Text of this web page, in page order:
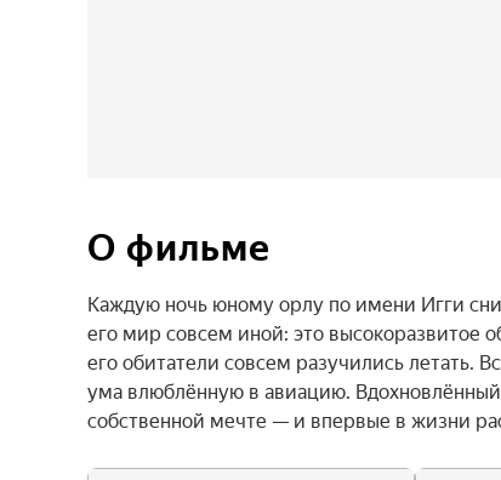
О фильме
Каждую ночь юному орлу по имени Игги
его мир совсем иной: это высокоразвитое
его обитатели совсем разучились летать.
ума влюблённую в авиацию. Вдохновлённый
собственной мечте — и впервые в жизни